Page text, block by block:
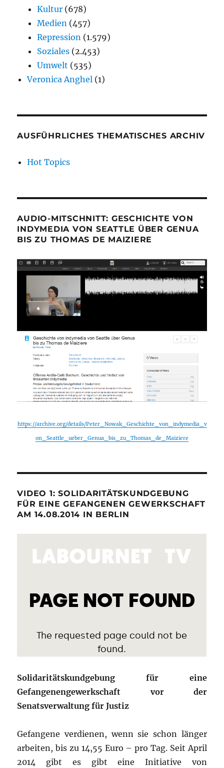
Kultur (678)
Medien (457)
Repression (1.579)
Soziales (2.453)
Umwelt (535)
Veronica Anghel (1)
AUSFÜHRLICHES THEMATISCHES ARCHIV
Hot Topics
AUDIO-MITSCHNITT: GESCHICHTE VON
INDYMEDIA VON SEATTLE ÜBER GENUA
BIS ZU THOMAS DE MAIZIERE
https://archive.org/details/Peter_Nowak_Geschichte_von_indymedia_v
on_Seattle_ueber_Genua_bis_zu_Thomas_de_Maiziere
VIDEO 1: SOLIDARITÄTSKUNDGEBUNG
FÜR EINE GEFANGENEN GEWERKSCHAFT
AM 14.08.2014 IN BERLIN
Solidaritätskundgebung für eine
Gefangenengewerkschaft vor der
Senatsverwaltung für Justiz
Gefangene verdienen, wenn sie schon länger
arbeiten, bis zu 14,55 Euro – pro Tag. Seit April
2014 gibt es gibt eine Initiative von